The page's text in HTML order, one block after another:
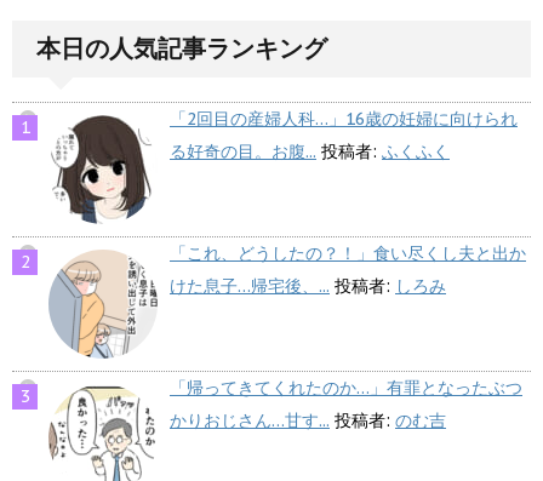
本日の人気記事ランキング
「2回目の産婦人科…」16歳の妊婦に向けられ
る好奇の目。お腹... 投稿者: ふくふく
「これ、どうしたの？！」食い尽くし夫と出か
けた息子…帰宅後、... 投稿者: しろみ
「帰ってきてくれたのか…」有罪となったぶつ
かりおじさん…甘す... 投稿者: のむ吉